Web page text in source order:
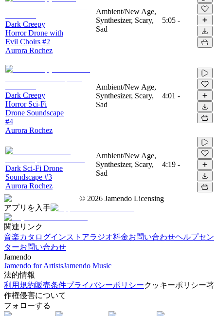
Dark Creepy
Horror Drone with
Evil Choirs #2
Aurora Rochez
Ambient/New Age,
Synthesizer, Scary,
Sad
5:05 -
Dark Creepy
Horror Sci-Fi
Drone Soundscape
#4
Aurora Rochez
Ambient/New Age,
Synthesizer, Scary,
Sad
4:01 -
Dark Sci-Fi Drone
Soundscape #3
Aurora Rochez
Ambient/New Age,
Synthesizer, Scary,
Sad
4:19 -
© 2026 Jamendo Licensing
アプリを入手
関連リンク
音楽カタログインストアラジオ料金お問い合わせヘルプセン
ターお問い合わせ
Jamendo
Jamendo for ArtistsJamendo Music
法的情報
利用規約販売条件プライバシーポリシークッキーポリシー著
作権侵害について
フォローする